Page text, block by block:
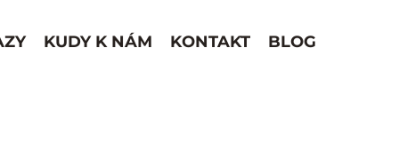
KUDY K NÁM KONTAKT BLOG